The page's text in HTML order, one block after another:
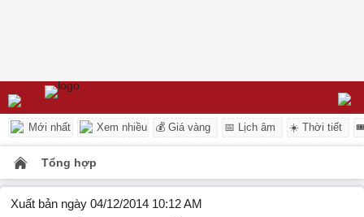
Mới nhất Xem nhiều 💰 Giá vàng 📅 Lịch âm ☀️ Thời tiết
Tổng hợp
Xuất bản ngày 04/12/2014 10:12 AM